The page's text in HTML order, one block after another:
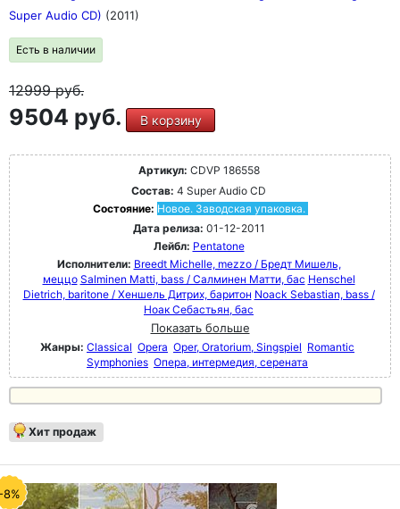
Super Audio CD) (2011)
Есть в наличии
12999руб.
9504 руб. В корзину
Артикул: CDVP 186558
Состав: 4 Super Audio CD
Состояние: Новое. Заводская упаковка.
Дата релиза: 01-12-2011
Лейбл: Pentatone
Исполнители: Breedt Michelle, mezzo / Бредт Мишель,
меццо Salminen Matti, bass / Салминен Матти, бас Henschel
Dietrich, baritone / Хеншель Дитрих, баритон Noack Sebastian, bass /
Ноак Себастьян, бас
Показать больше
Жанры: Classical Opera Oper, Oratorium, Singspiel Romantic
Symphonies Опера, интермедия, серената
Хит продаж
8%